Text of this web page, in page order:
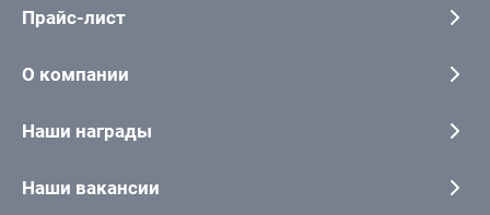
Прайс-лист
О компании
Наши награды
Наши вакансии